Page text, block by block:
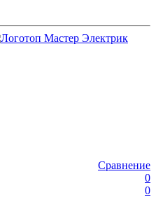
Сравнение
0
0